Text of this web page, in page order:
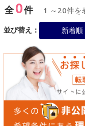
全0件 1 ～20件を
並び替え： 新着順